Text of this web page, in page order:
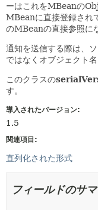
ーはこれをMBeanの
MBeanに直接登録され
のMBeanの直接参照に
通知を送信する際は、
ではなくオブジェクト
このクラスの
す。
導入されたバージョン:
1.5
関連項目:
直列化された形式
フィールドのサ